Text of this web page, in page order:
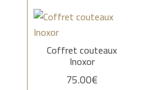
Coffret couteaux
Inoxor
75.00€